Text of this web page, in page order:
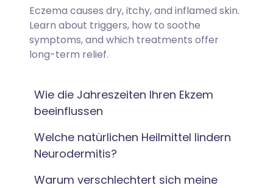
Eczema causes dry, itchy, and inflamed skin.
Learn about triggers, how to soothe
symptoms, and which treatments offer
long-term relief.
Wie die Jahreszeiten Ihren Ekzem
beeinflussen
Welche natürlichen Heilmittel lindern
Neurodermitis?
Warum verschlechtert sich meine